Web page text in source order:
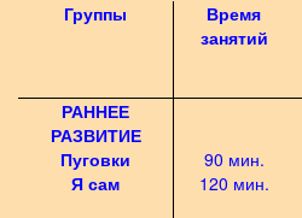
Группы
Время
занятий
РАННЕЕ
РАЗВИТИЕ
Пуговки
90 мин.
Я сам
120 мин.